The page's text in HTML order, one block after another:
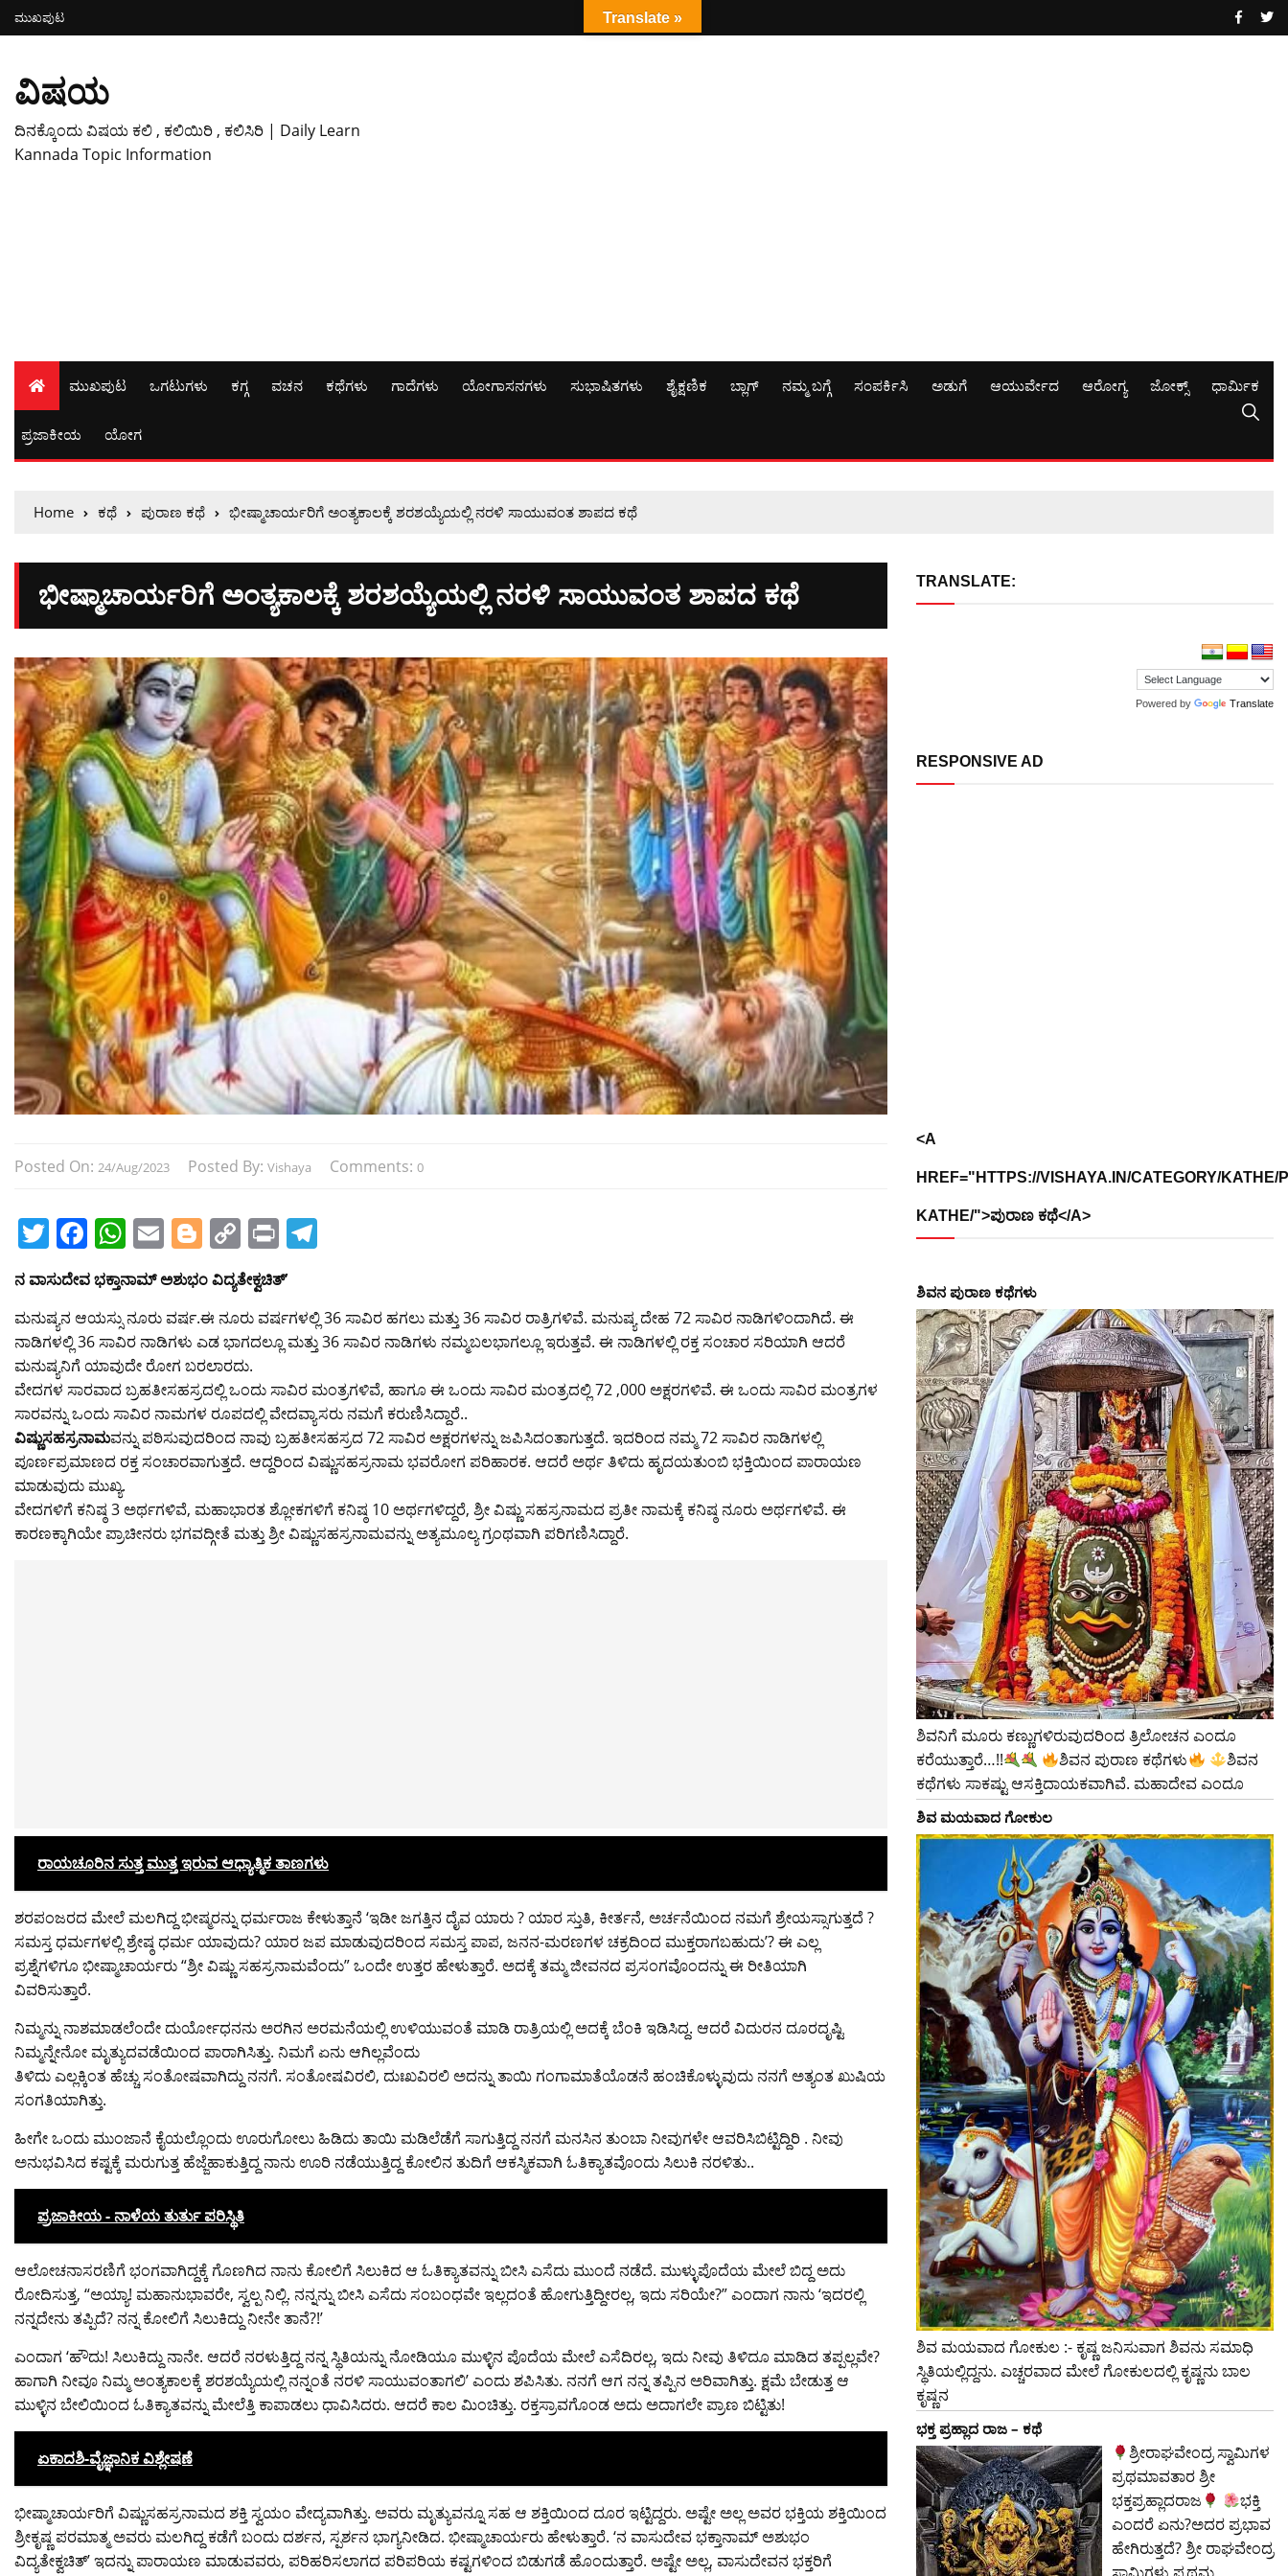
ಮುಖಪುಟ
ವಿಷಯ
ದಿನಕ್ಕೊಂದು ವಿಷಯ ಕಲಿ , ಕಲಿಯಿರಿ , ಕಲಿಸಿರಿ | Daily Learn
Kannada Topic Information
ಮುಖಪುಟ ಒಗಟುಗಳು ಕಗ್ಗ ವಚನ ಕಥೆಗಳು ಗಾದೆಗಳು ಯೋಗಾಸನಗಳು ಸುಭಾಷಿತಗಳು ಶೈಕ್ಷಣಿಕ ಬ್ಲಾಗ್ ನಮ್ಮ ಬಗ್ಗೆ ಸಂಪರ್ಕಿಸಿ ಅಡುಗೆ ಆಯುರ್ವೇದ ಆರೋಗ್ಯ ಜೋಕ್ಸ್ ಧಾರ್ಮಿಕ
ಪ್ರಜಾಕೀಯ ಯೋಗ
Home ಕಥೆ ಪುರಾಣ ಕಥೆ ಭೀಷ್ಮಾಚಾರ್ಯರಿಗೆ ಅಂತ್ಯಕಾಲಕ್ಕೆ ಶರಶಯ್ಯೆಯಲ್ಲಿ ನರಳಿ ಸಾಯುವಂತ ಶಾಪದ ಕಥೆ
ಭೀಷ್ಮಾಚಾರ್ಯರಿಗೆ ಅಂತ್ಯಕಾಲಕ್ಕೆ ಶರಶಯ್ಯೆಯಲ್ಲಿ ನರಳಿ ಸಾಯುವಂತ ಶಾಪದ ಕಥೆ
Posted On: 24/Aug/2023 Posted By: Vishaya Comments: 0
T
w
itt
er
F
a
c
e
b
o
o
k
W
at
s
A
p
p
E
m
ai
l
Bl
o
g
g
er
C
o
p
y
Li
n
k
Pr
in
t
gr
a
m
ನ ವಾಸುದೇವ ಭಕ್ತಾನಾಮ್ ಅಶುಭಂ ವಿದ್ಯತೇಕ್ವಚಿತ್’
ಮನುಷ್ಯನ ಆಯಸ್ಸು ನೂರು ವರ್ಷ.ಈ ನೂರು ವರ್ಷಗಳಲ್ಲಿ 36 ಸಾವಿರ ಹಗಲು ಮತ್ತು 36 ಸಾವಿರ ರಾತ್ರಿಗಳಿವೆ. ಮನುಷ್ಯ ದೇಹ 72 ಸಾವಿರ ನಾಡಿಗಳಿಂದಾಗಿದೆ. ಈ
ನಾಡಿಗಳಲ್ಲಿ 36 ಸಾವಿರ ನಾಡಿಗಳು ಎಡ ಭಾಗದಲ್ಲೂ ಮತ್ತು 36 ಸಾವಿರ ನಾಡಿಗಳು ನಮ್ಮಬಲಭಾಗಲ್ಲೂ ಇರುತ್ತವೆ. ಈ ನಾಡಿಗಳಲ್ಲಿ ರಕ್ತ ಸಂಚಾರ ಸರಿಯಾಗಿ ಆದರೆ
ಮನುಷ್ಯನಿಗೆ ಯಾವುದೇ ರೋಗ ಬರಲಾರದು.
ವೇದಗಳ ಸಾರವಾದ ಬ್ರಹತೀಸಹಸ್ರದಲ್ಲಿ ಒಂದು ಸಾವಿರ ಮಂತ್ರಗಳಿವೆ, ಹಾಗೂ ಈ ಒಂದು ಸಾವಿರ ಮಂತ್ರದಲ್ಲಿ 72 ,000 ಅಕ್ಷರಗಳಿವೆ. ಈ ಒಂದು ಸಾವಿರ ಮಂತ್ರಗಳ
ಸಾರವನ್ನು ಒಂದು ಸಾವಿರ ನಾಮಗಳ ರೂಪದಲ್ಲಿ ವೇದವ್ಯಾಸರು ನಮಗೆ ಕರುಣಿಸಿದ್ದಾರೆ..
ವಿಷ್ಣುಸಹಸ್ರನಾಮವನ್ನು ಪಠಿಸುವುದರಿಂದ ನಾವು ಬ್ರಹತೀಸಹಸ್ರದ 72 ಸಾವಿರ ಅಕ್ಷರಗಳನ್ನು ಜಪಿಸಿದಂತಾಗುತ್ತದೆ. ಇದರಿಂದ ನಮ್ಮ 72 ಸಾವಿರ ನಾಡಿಗಳಲ್ಲಿ
ಪೂರ್ಣಪ್ರಮಾಣದ ರಕ್ತ ಸಂಚಾರವಾಗುತ್ತದೆ. ಆದ್ದರಿಂದ ವಿಷ್ಣುಸಹಸ್ರನಾಮ ಭವರೋಗ ಪರಿಹಾರಕ. ಆದರೆ ಅರ್ಥ ತಿಳಿದು ಹೃದಯತುಂಬಿ ಭಕ್ತಿಯಿಂದ ಪಾರಾಯಣ
ಮಾಡುವುದು ಮುಖ್ಯ.
ವೇದಗಳಿಗೆ ಕನಿಷ್ಠ 3 ಅರ್ಥಗಳಿವೆ, ಮಹಾಭಾರತ ಶ್ಲೋಕಗಳಿಗೆ ಕನಿಷ್ಠ 10 ಅರ್ಥಗಳಿದ್ದರೆ, ಶ್ರೀ ವಿಷ್ಣು ಸಹಸ್ರನಾಮದ ಪ್ರತೀ ನಾಮಕ್ಕೆ ಕನಿಷ್ಠ ನೂರು ಅರ್ಥಗಳಿವೆ. ಈ
ಕಾರಣಕ್ಕಾಗಿಯೇ ಪ್ರಾಚೀನರು ಭಗವದ್ಗೀತೆ ಮತ್ತು ಶ್ರೀ ವಿಷ್ಣುಸಹಸ್ರನಾಮವನ್ನು ಅತ್ಯಮೂಲ್ಯ ಗ್ರಂಥವಾಗಿ ಪರಿಗಣಿಸಿದ್ದಾರೆ.
ರಾಯಚೂರಿನ ಸುತ್ತ ಮುತ್ತ ಇರುವ ಆಧ್ಯಾತ್ಮಿಕ ತಾಣಗಳು
ಶರಪಂಜರದ ಮೇಲೆ ಮಲಗಿದ್ದ ಭೀಷ್ಮರನ್ನು ಧರ್ಮರಾಜ ಕೇಳುತ್ತಾನೆ ‘ಇಡೀ ಜಗತ್ತಿನ ದೈವ ಯಾರು ? ಯಾರ ಸ್ತುತಿ, ಕೀರ್ತನೆ, ಅರ್ಚನೆಯಿಂದ ನಮಗೆ ಶ್ರೇಯಸ್ಸಾಗುತ್ತದೆ ?
ಸಮಸ್ತ ಧರ್ಮಗಳಲ್ಲಿ ಶ್ರೇಷ್ಠ ಧರ್ಮ ಯಾವುದು? ಯಾರ ಜಪ ಮಾಡುವುದರಿಂದ ಸಮಸ್ತ ಪಾಪ, ಜನನ-ಮರಣಗಳ ಚಕ್ರದಿಂದ ಮುಕ್ತರಾಗಬಹುದು’? ಈ ಎಲ್ಲ
ಪ್ರಶ್ನೆಗಳಿಗೂ ಭೀಷ್ಮಾಚಾರ್ಯರು “ಶ್ರೀ ವಿಷ್ಣು ಸಹಸ್ರನಾಮವೆಂದು” ಒಂದೇ ಉತ್ತರ ಹೇಳುತ್ತಾರೆ. ಅದಕ್ಕೆ ತಮ್ಮ ಜೀವನದ ಪ್ರಸಂಗವೊಂದನ್ನು ಈ ರೀತಿಯಾಗಿ
ವಿವರಿಸುತ್ತಾರೆ.
ನಿಮ್ಮನ್ನು ನಾಶಮಾಡಲೆಂದೇ ದುರ್ಯೋಧನನು ಅರಗಿನ ಅರಮನೆಯಲ್ಲಿ ಉಳಿಯುವಂತೆ ಮಾಡಿ ರಾತ್ರಿಯಲ್ಲಿ ಅದಕ್ಕೆ ಬೆಂಕಿ ಇಡಿಸಿದ್ದ. ಆದರೆ ವಿದುರನ ದೂರದೃಷ್ಟಿ
ನಿಮ್ಮನ್ನೇನೋ ಮೃತ್ಯುದವಡೆಯಿಂದ ಪಾರಾಗಿಸಿತ್ತು. ನಿಮಗೆ ಏನು ಆಗಿಲ್ಲವೆಂದು
ತಿಳಿದು ಎಲ್ಲಕ್ಕಿಂತ ಹೆಚ್ಚು ಸಂತೋಷವಾಗಿದ್ದು ನನಗೆ. ಸಂತೋಷವಿರಲಿ, ದುಃಖವಿರಲಿ ಅದನ್ನು ತಾಯಿ ಗಂಗಾಮಾತೆಯೊಡನೆ ಹಂಚಿಕೊಳ್ಳುವುದು ನನಗೆ ಅತ್ಯಂತ ಖುಷಿಯ
ಸಂಗತಿಯಾಗಿತ್ತು.
ಹೀಗೇ ಒಂದು ಮುಂಜಾನೆ ಕೈಯಲ್ಲೊಂದು ಊರುಗೋಲು ಹಿಡಿದು ತಾಯಿ ಮಡಿಲೆಡೆಗೆ ಸಾಗುತ್ತಿದ್ದ ನನಗೆ ಮನಸಿನ ತುಂಬಾ ನೀವುಗಳೇ ಆವರಿಸಿಬಿಟ್ಟಿದ್ದಿರಿ . ನೀವು
ಅನುಭವಿಸಿದ ಕಷ್ಟಕ್ಕೆ ಮರುಗುತ್ತ ಹೆಜ್ಜೆಹಾಕುತ್ತಿದ್ದ ನಾನು ಊರಿ ನಡೆಯುತ್ತಿದ್ದ ಕೋಲಿನ ತುದಿಗೆ ಆಕಸ್ಮಿಕವಾಗಿ ಓತಿಕ್ಯಾತವೊಂದು ಸಿಲುಕಿ ನರಳಿತು..
ಪ್ರಜಾಕೀಯ - ನಾಳೆಯ ತುರ್ತು ಪರಿಸ್ಥಿತಿ
ಆಲೋಚನಾಸರಣಿಗೆ ಭಂಗವಾಗಿದ್ದಕ್ಕೆ ಗೊಣಗಿದ ನಾನು ಕೋಲಿಗೆ ಸಿಲುಕಿದ ಆ ಓತಿಕ್ಯಾತವನ್ನು ಬೀಸಿ ಎಸೆದು ಮುಂದೆ ನಡೆದೆ. ಮುಳ್ಳುಪೊದೆಯ ಮೇಲೆ ಬಿದ್ದ ಅದು
ರೋದಿಸುತ್ತ, “ಅಯ್ಯಾ! ಮಹಾನುಭಾವರೇ, ಸ್ವಲ್ಪ ನಿಲ್ಲಿ. ನನ್ನನ್ನು ಬೀಸಿ ಎಸೆದು ಸಂಬಂಧವೇ ಇಲ್ಲದಂತೆ ಹೋಗುತ್ತಿದ್ದೀರಲ್ಲ, ಇದು ಸರಿಯೇ?” ಎಂದಾಗ ನಾನು ‘ಇದರಲ್ಲಿ
ನನ್ನದೇನು ತಪ್ಪಿದೆ? ನನ್ನ ಕೋಲಿಗೆ ಸಿಲುಕಿದ್ದು ನೀನೇ ತಾನೆ?!’
ಎಂದಾಗ ‘ಹೌದು! ಸಿಲುಕಿದ್ದು ನಾನೇ. ಆದರೆ ನರಳುತ್ತಿದ್ದ ನನ್ನ ಸ್ಥಿತಿಯನ್ನು ನೋಡಿಯೂ ಮುಳ್ಳಿನ ಪೊದೆಯ ಮೇಲೆ ಎಸೆದಿರಲ್ಲ, ಇದು ನೀವು ತಿಳಿದೂ ಮಾಡಿದ ತಪ್ಪಲ್ಲವೇ?
ಹಾಗಾಗಿ ನೀವೂ ನಿಮ್ಮ ಅಂತ್ಯಕಾಲಕ್ಕೆ ಶರಶಯ್ಯೆಯಲ್ಲಿ ನನ್ನಂತೆ ನರಳಿ ಸಾಯುವಂತಾಗಲಿ’ ಎಂದು ಶಪಿಸಿತು. ನನಗೆ ಆಗ ನನ್ನ ತಪ್ಪಿನ ಅರಿವಾಗಿತ್ತು. ಕ್ಷಮೆ ಬೇಡುತ್ತ ಆ
ಮುಳ್ಳಿನ ಬೇಲಿಯಿಂದ ಓತಿಕ್ಯಾತವನ್ನು ಮೇಲೆತ್ತಿ ಕಾಪಾಡಲು ಧಾವಿಸಿದರು. ಆದರೆ ಕಾಲ ಮಿಂಚಿತ್ತು. ರಕ್ತಸ್ರಾವಗೊಂಡ ಅದು ಅದಾಗಲೇ ಪ್ರಾಣ ಬಿಟ್ಟಿತು!
ಏಕಾದಶಿ-ವೈಜ್ಞಾನಿಕ ವಿಶ್ಲೇಷಣೆ
ಭೀಷ್ಮಾಚಾರ್ಯರಿಗೆ ವಿಷ್ಣುಸಹಸ್ರನಾಮದ ಶಕ್ತಿ ಸ್ವಯಂ ವೇದ್ಯವಾಗಿತ್ತು. ಅವರು ಮೃತ್ಯುವನ್ನೂ ಸಹ ಆ ಶಕ್ತಿಯಿಂದ ದೂರ ಇಟ್ಟಿದ್ದರು. ಅಷ್ಟೇ ಅಲ್ಲ ಅವರ ಭಕ್ತಿಯ ಶಕ್ತಿಯಿಂದ
ಶ್ರೀಕೃಷ್ಣ ಪರಮಾತ್ಮ ಅವರು ಮಲಗಿದ್ದ ಕಡೆಗೆ ಬಂದು ದರ್ಶನ, ಸ್ಪರ್ಶನ ಭಾಗ್ಯನೀಡಿದ. ಭೀಷ್ಮಾಚಾರ್ಯರು ಹೇಳುತ್ತಾರೆ. ‘ನ ವಾಸುದೇವ ಭಕ್ತಾನಾಮ್ ಅಶುಭಂ
ವಿದ್ಯತೇಕ್ವಚಿತ್’ ಇದನ್ನು ಪಾರಾಯಣ ಮಾಡುವವರು, ಪರಿಹರಿಸಲಾಗದ ಪರಿಪರಿಯ ಕಷ್ಟಗಳಿಂದ ಬಿಡುಗಡೆ ಹೊಂದುತ್ತಾರೆ. ಅಷ್ಟೇ ಅಲ್ಲ, ವಾಸುದೇವನ ಭಕ್ತರಿಗೆ
TRANSLATE:
Powered by Translate
RESPONSIVE AD
<A
HREF="HTTPS://VISHAYA.IN/CATEGORY/KATHE/
KATHE/">ಪುರಾಣ ಕಥೆ</A>
ಶಿವನ ಪುರಾಣ ಕಥೆಗಳು
ಶಿವನಿಗೆ ಮೂರು ಕಣ್ಣುಗಳಿರುವುದರಿಂದ ತ್ರಿಲೋಚನ ಎಂದೂ
ಕರೆಯುತ್ತಾರೆ…!!
ಶಿವನ ಪುರಾಣ ಕಥೆಗಳು
ಶಿವನ
ಕಥೆಗಳು ಸಾಕಷ್ಟು ಆಸಕ್ತಿದಾಯಕವಾಗಿವೆ. ಮಹಾದೇವ ಎಂದೂ
ಶಿವ ಮಯವಾದ ಗೋಕುಲ
ಶಿವ ಮಯವಾದ ಗೋಕುಲ :- ಕೃಷ್ಣ ಜನಿಸುವಾಗ ಶಿವನು ಸಮಾಧಿ
ಸ್ಥಿತಿಯಲ್ಲಿದ್ದನು. ಎಚ್ಚರವಾದ ಮೇಲೆ ಗೋಕುಲದಲ್ಲಿ ಕೃಷ್ಣನು ಬಾಲ
ಕೃಷ್ಣನ
ಭಕ್ತ ಪ್ರಹ್ಲಾದ ರಾಜ – ಕಥೆ
ಶ್ರೀರಾಘವೇಂದ್ರ ಸ್ವಾಮಿಗಳ
ಪ್ರಥಮಾವತಾರ ಶ್ರೀ
ಭಕ್ತಪ್ರಹ್ಲಾದರಾಜ
ಭಕ್ತಿ
ಎಂದರೆ ಏನು?ಅದರ ಪ್ರಭಾವ
ಹೇಗಿರುತ್ತದೆ? ಶ್ರೀ ರಾಘವೇಂದ್ರ
Translate »